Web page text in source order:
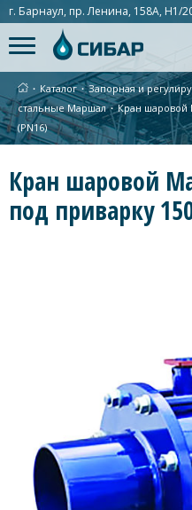
г. Барнаул, пр. Ленина, 158А, Н1/
∙ Каталог ∙Запорная и
стальные Маршал ∙Кран шаровой
(PN16)
Кран шаровой
под приварку